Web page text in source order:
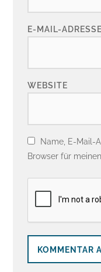
E-MAIL-ADRESSE
WEBSITE
Name, E-Mail-
Browser für